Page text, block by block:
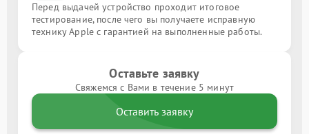
Перед выдачей устройство проходит итоговое
тестирование, после чего вы получаете исправную
технику Apple с гарантией на выполненные работы.
Оставьте заявку
Свяжемся с Вами в течение 5 минут
Оставить заявку